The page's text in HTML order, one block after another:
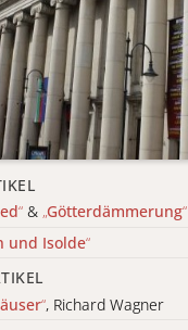
“ & „Götterdämmerung“
und Isolde“
“, Richard Wagner